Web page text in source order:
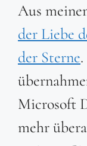
Aus
der Liebe
der Sterne
Microsoft
mehr